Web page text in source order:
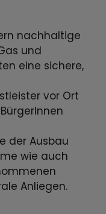
nachhaltige
und
eine sichere,
vor Ort
der Ausbau
wie auch
Anliegen.